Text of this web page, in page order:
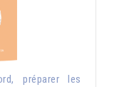
préparer les